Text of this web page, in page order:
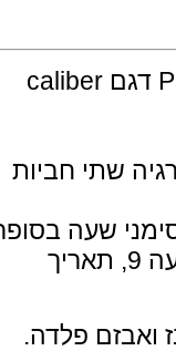
המנגנון מכני אוטומטי ביצור עצמי Panerai in-house דגם caliber
שעה בסופר
לומינובה לבנה עם בהירות ירוקה. שניות קטנות בשעה 9, תאריך
פלדה.